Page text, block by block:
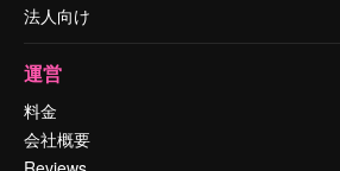
法人向け
運営
料金
会社概要